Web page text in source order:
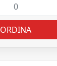
ORDINA